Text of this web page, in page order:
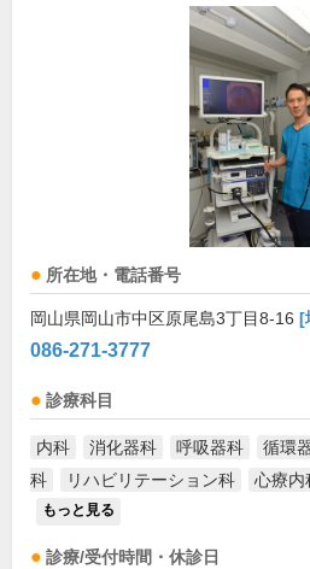
所在地・電話番号
岡山県岡山市中区原尾島3丁目8-16 [
086-271-3777
診療科目
内科 消化器科 呼吸器科 循環
科
リハビリテーション科 心療内
もっと見る
診療/受付時間・休診日